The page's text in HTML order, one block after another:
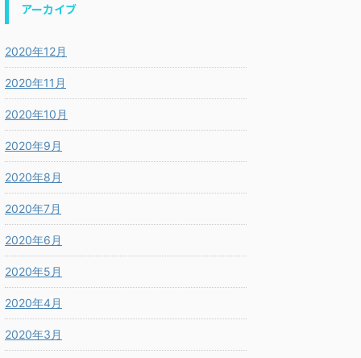
アーカイブ
2020年12月
2020年11月
2020年10月
2020年9月
2020年8月
2020年7月
2020年6月
2020年5月
2020年4月
2020年3月